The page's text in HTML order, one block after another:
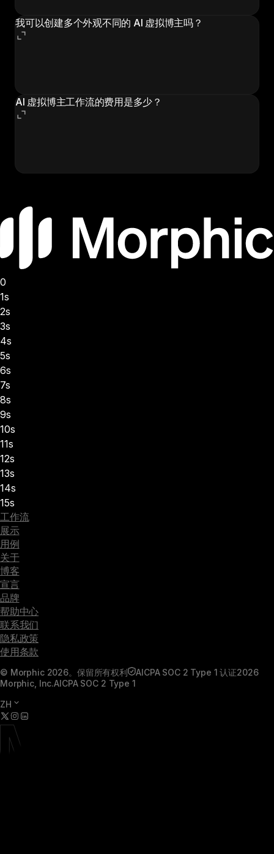
我可以创建多个外观不同的 AI 虚拟博主吗？
AI 虚拟博主工作流的费用是多少？
0
1s
2s
3s
4s
5s
6s
7s
8s
9s
10s
11s
12s
13s
14s
15s
工作流
展示
用例
关于
博客
宣言
品牌
帮助中心
联系我们
隐私政策
使用条款
© Morphic 2026。保留所有权利 AICPA SOC 2 Type 1 认证2026
Morphic, Inc.AICPA SOC 2 Type 1
ZH